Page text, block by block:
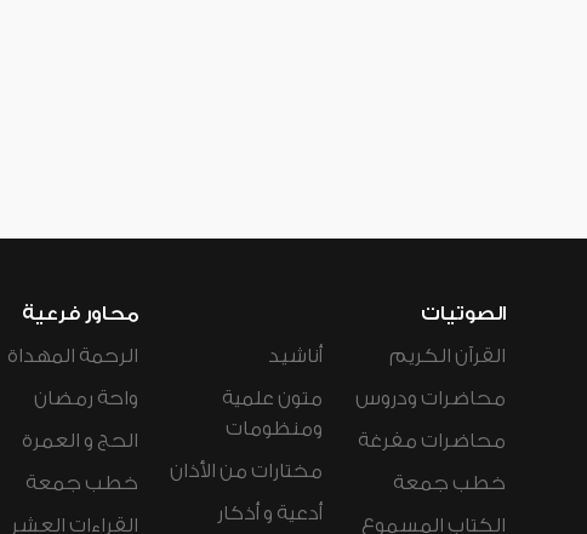
الصوتيات
القرآن الكريم
محاضرات ودروس
محاضرات مفرغة
خطب جمعة
الكتاب المسموع
أناشيد
متون علمية
ومنظومات
مختارات من الأذان
أدعية و أذكار
محاور فرعية
الرحمة المهداة
واحة رمضان
الحج و العمرة
خطب جمعة
القراءات العشر